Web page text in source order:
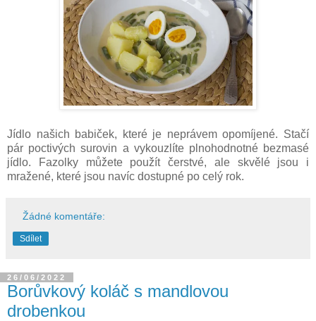
Jídlo našich babiček, které je neprávem opomíjené. Stačí
pár poctivých surovin a vykouzlíte plnohodnotné bezmasé
jídlo. Fazolky můžete použít čerstvé, ale skvělé jsou i
mražené, které jsou navíc dostupné po celý rok.
Žádné komentáře:
Sdílet
26/06/2022
Borůvkový koláč s mandlovou
drobenkou